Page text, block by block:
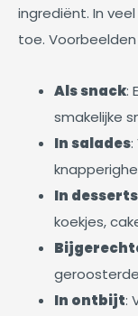
ingrediënt. In
toe. Voorbeelden
Als snack:
smakelijke
In salades
In desserts
koekjes,
In ontbijt: